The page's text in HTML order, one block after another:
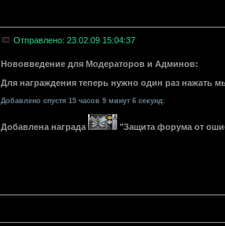
Отправлено: 23.02.09 15:04:37
Нововведение для Модераторов и Админов:
Для награждения теперь нужно один раз нажать
Добавлено спустя 15 часов 9 минут 6 секунд:
Добавлена награда "Защита форума от